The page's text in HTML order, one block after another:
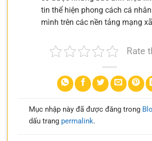
tin thể hiện phong cách cá
mình trên các nền tảng mạng
Rate
Mục nhập này đã được đăng trong
dấu trang permalink.